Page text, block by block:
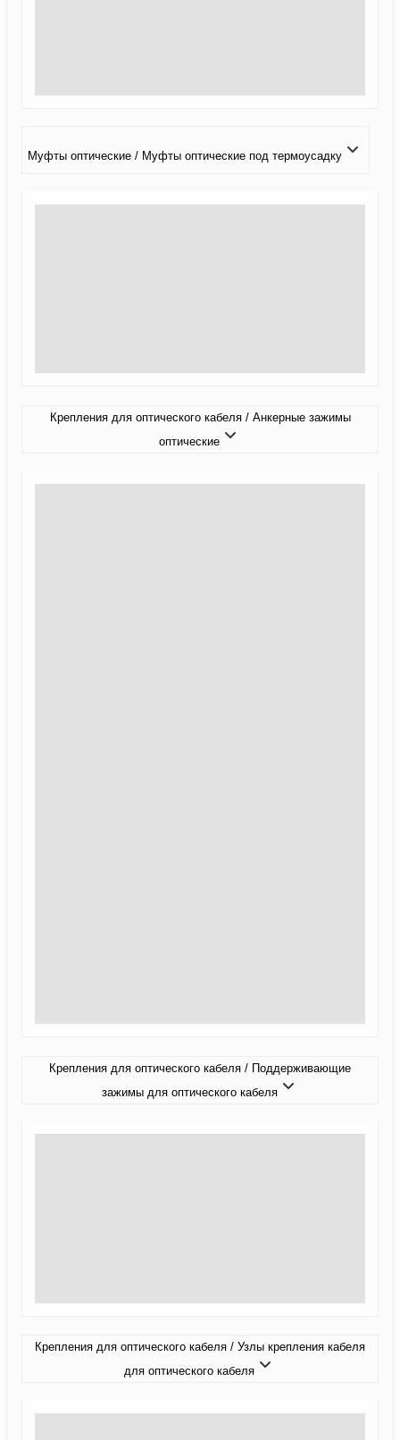
Муфты оптические / Муфты оптические под термоусадку
Крепления для оптического кабеля / Анкерные зажимы
оптические
Крепления для оптического кабеля / Поддерживающие
зажимы для оптического кабеля
Крепления для оптического кабеля / Узлы крепления кабеля
для оптического кабеля